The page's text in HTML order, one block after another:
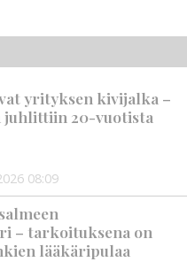
yrityksen kivijalka –
juhlittiin 20-vuotista
08:09
– tarkoituksena on
lääkäripulaa